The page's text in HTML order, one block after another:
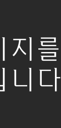
지를
니다